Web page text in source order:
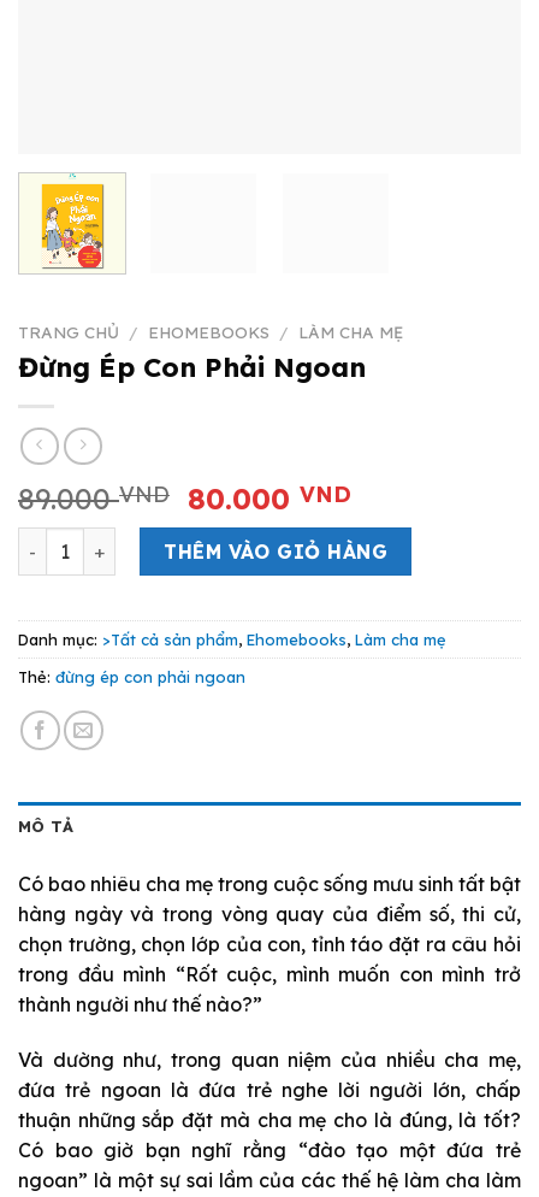
TRANG CHỦ / EHOMEBOOKS / LÀM CHA MẸ
Đừng Ép Con Phải Ngoan
89.000VND
Giá
gốc
là:
89.000 VND.
80.000VND
hiện
tại
là:
80.000 VND.
Đừng Ép Con Phải Ngoan số lượng
THÊM VÀO GIỎ HÀNG
Danh mục: >Tất cả sản phẩm, Ehomebooks, Làm cha mẹ
Thẻ: đừng ép con phải ngoan
MÔ TẢ
Có bao nhiêu cha mẹ trong cuộc sống mưu sinh tất bật
hàng ngày và trong vòng quay của điểm số, thi cử,
chọn trường, chọn lớp của con, tỉnh táo đặt ra câu hỏi
trong đầu mình “Rốt cuộc, mình muốn con mình trở
thành người như thế nào?”
Và dường như, trong quan niệm của nhiều cha mẹ,
đứa trẻ ngoan là đứa trẻ nghe lời người lớn, chấp
thuận những sắp đặt mà cha mẹ cho là đúng, là tốt?
Có bao giờ bạn nghĩ rằng “đào tạo một đứa trẻ
ngoan” là một sự sai lầm của các thế hệ làm cha làm